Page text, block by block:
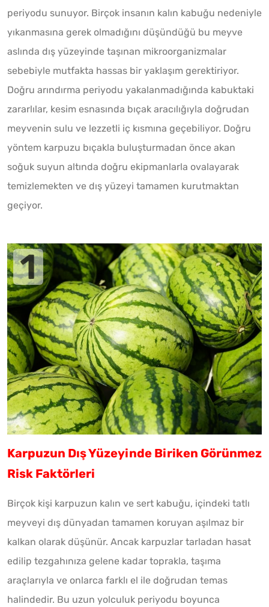
periyodu sunuyor. Birçok insanın kalın kabuğu nedeniyle
yıkanmasına gerek olmadığını düşündüğü bu meyve
aslında dış yüzeyinde taşınan mikroorganizmalar
sebebiyle mutfakta hassas bir yaklaşım gerektiriyor.
Doğru arındırma periyodu yakalanmadığında kabuktaki
zararlılar, kesim esnasında bıçak aracılığıyla doğrudan
meyvenin sulu ve lezzetli iç kısmına geçebiliyor. Doğru
yöntem karpuzu bıçakla buluşturmadan önce akan
soğuk suyun altında doğru ekipmanlarla ovalayarak
temizlemekten ve dış yüzeyi tamamen kurutmaktan
geçiyor.
Karpuzun Dış Yüzeyinde Biriken Görünmez
Risk Faktörleri
Birçok kişi karpuzun kalın ve sert kabuğu, içindeki tatlı
meyveyi dış dünyadan tamamen koruyan aşılmaz bir
kalkan olarak düşünür. Ancak karpuzlar tarladan hasat
edilip tezgahınıza gelene kadar toprakla, taşıma
araçlarıyla ve onlarca farklı el ile doğrudan temas
halindedir. Bu uzun yolculuk periyodu boyunca